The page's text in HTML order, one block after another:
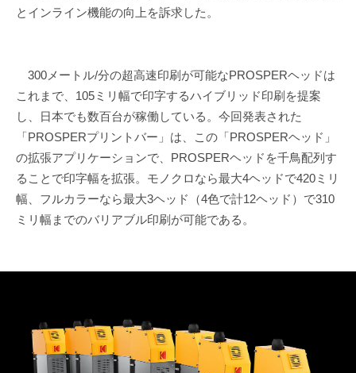
とインライン機能の向上を訴求した。
300メートル/分の超高速印刷が可能なPROSPERヘッドは
これまで、105ミリ幅で印字するハイブリッド印刷を提案
し、日本でも数百台が稼働している。今回発表された
「PROSPERプリントバー」は、この「PROSPERヘッド」
の拡張アプリケーションで、PROSPERヘッドを千鳥配列す
ることで印字幅を拡張。モノクロなら最大4ヘッドで420ミリ
幅、フルカラーなら最大3ヘッド（4色で計12ヘッド）で310
ミリ幅までのバリアブル印刷が可能である。